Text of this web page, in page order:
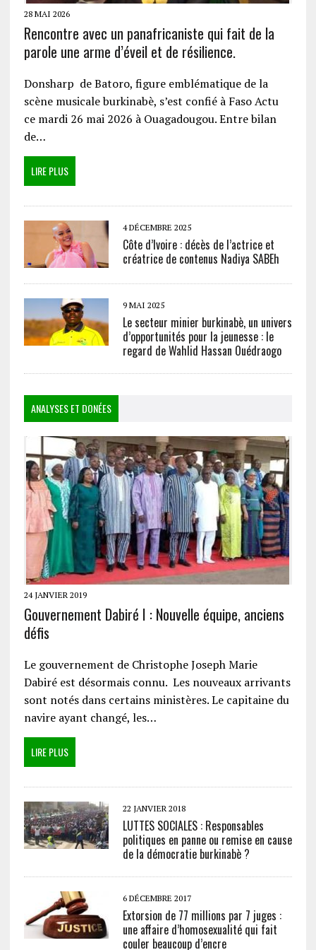
28 MAI 2026
Rencontre avec un panafricaniste qui fait de la
parole une arme d’éveil et de résilience.
Donsharp de Batoro, figure emblématique de la
scène musicale burkinabè, s’est confié à Faso Actu
ce mardi 26 mai 2026 à Ouagadougou. Entre bilan
de…
LIRE PLUS
4 DÉCEMBRE 2025
Côte d’Ivoire : décès de l’actrice et
créatrice de contenus Nadiya SABEh
9 MAI 2025
Le secteur minier burkinabè, un univers
d’opportunités pour la jeunesse : le
regard de Wahlid Hassan Ouédraogo
ANALYSES ET DONÉES
24 JANVIER 2019
Gouvernement Dabiré I : Nouvelle équipe, anciens
défis
Le gouvernement de Christophe Joseph Marie
Dabiré est désormais connu. Les nouveaux arrivants
sont notés dans certains ministères. Le capitaine du
navire ayant changé, les…
LIRE PLUS
22 JANVIER 2018
LUTTES SOCIALES : Responsables
politiques en panne ou remise en cause
de la démocratie burkinabè ?
6 DÉCEMBRE 2017
Extorsion de 77 millions par 7 juges :
une affaire d’homosexualité qui fait
couler beaucoup d’encre